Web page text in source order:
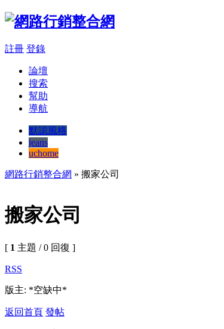
註冊 登錄
論壇
搜索
幫助
導航
默認風格
jeans
uchome
網路行銷整合網 » 搬家公司
搬家公司
[ 1 主題 / 0 回復 ]
RSS
版主: *空缺中*
返回首頁 發帖